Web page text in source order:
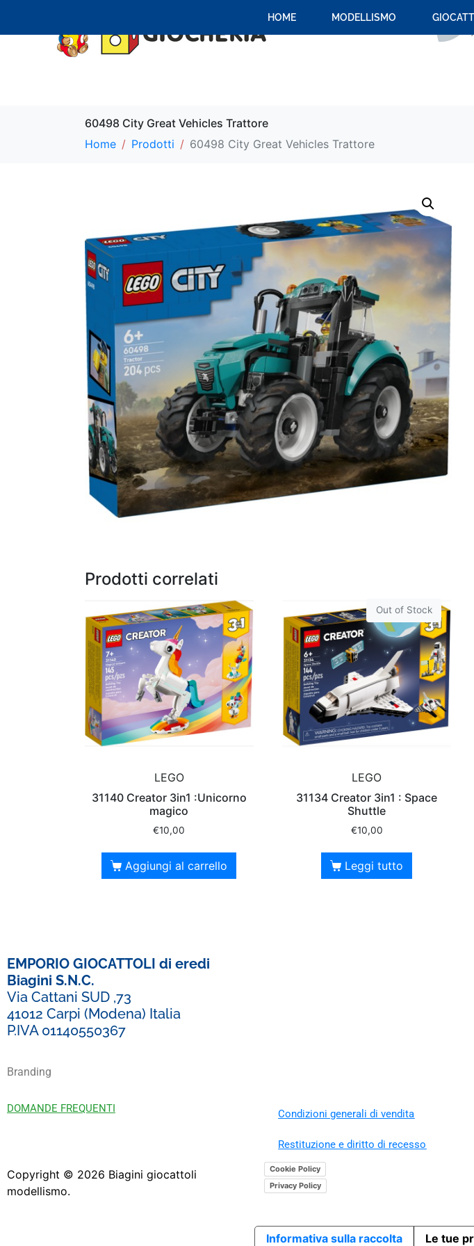
HOME MODELLISMO
60498 City Great Vehicles Trattore
Home
Prodotti 60498 City Great Vehicles Trattore
Prodotti correlati
LEGO
31140 Creator 3in1 :Unicorno
magico
€10,00
Aggiungi al carrello
Out of Stock
LEGO
31134 Creator 3in1 : Space
Shuttle
€10,00
Leggi tutto
EMPORIO GIOCATTOLI di eredi
Biagini S.N.C.
Via Cattani SUD ,73
41012 Carpi (Modena) Italia
P.IVA 01140550367
Branding
DOMANDE FREQUENTI Condizioni generali di vendita
Restituzione e diritto di recesso
Copyright © 2026 Biagini giocattoli
modellismo.
Cookie Policy
Privacy Policy
Informativa sulla raccolta Le tue